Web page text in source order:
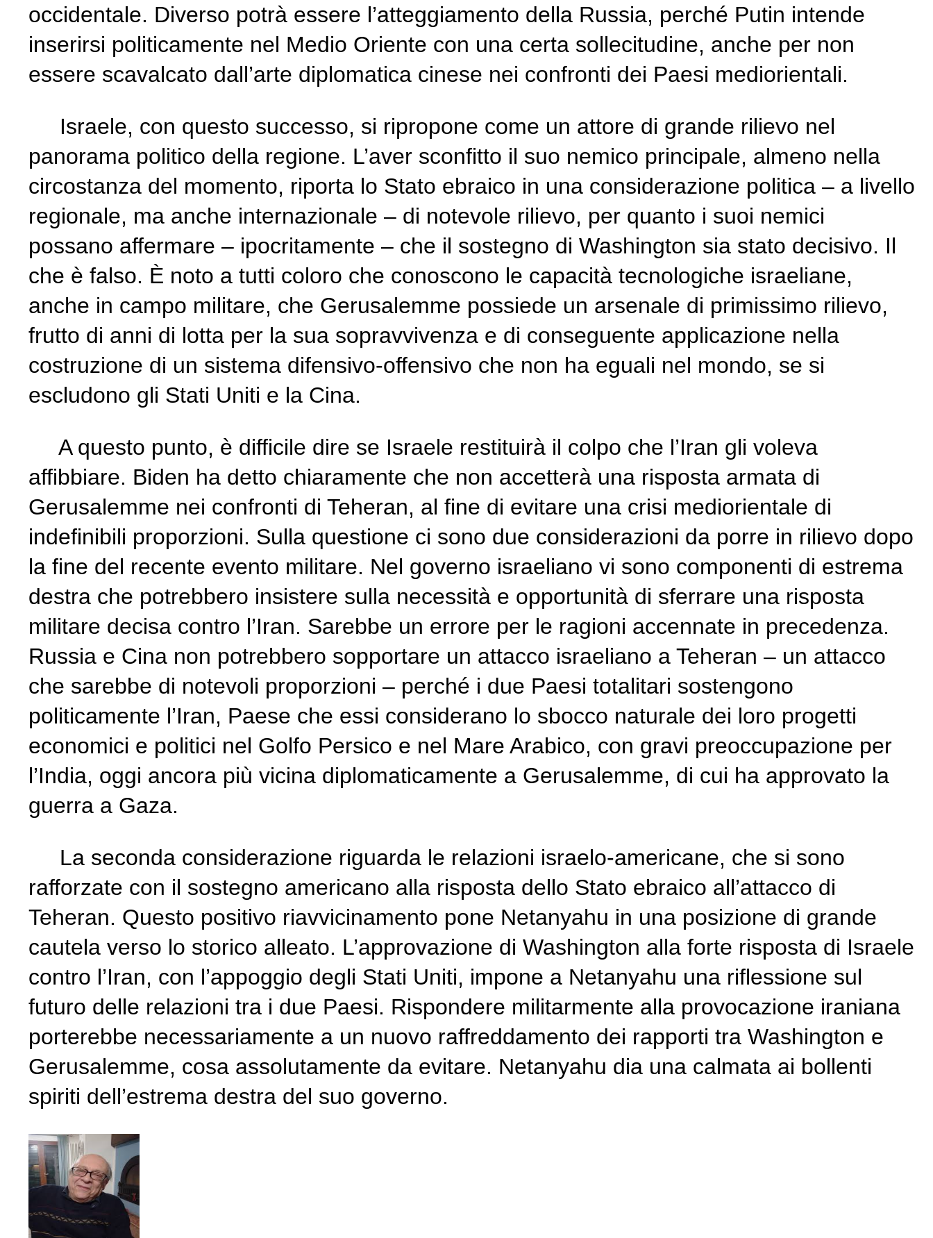
occidentale. Diverso potrà essere l’atteggiamento della Russia, perché Putin intende
inserirsi politicamente nel Medio Oriente con una certa sollecitudine, anche per non
essere scavalcato dall’arte diplomatica cinese nei confronti dei Paesi mediorientali.
Israele, con questo successo, si ripropone come un attore di grande rilievo nel
panorama politico della regione. L’aver sconfitto il suo nemico principale, almeno nella
circostanza del momento, riporta lo Stato ebraico in una considerazione politica – a livello
regionale, ma anche internazionale – di notevole rilievo, per quanto i suoi nemici
possano affermare – ipocritamente – che il sostegno di Washington sia stato decisivo. Il
che è falso. È noto a tutti coloro che conoscono le capacità tecnologiche israeliane,
anche in campo militare, che Gerusalemme possiede un arsenale di primissimo rilievo,
frutto di anni di lotta per la sua sopravvivenza e di conseguente applicazione nella
costruzione di un sistema difensivo-offensivo che non ha eguali nel mondo, se si
escludono gli Stati Uniti e la Cina.
A questo punto, è difficile dire se Israele restituirà il colpo che l’Iran gli voleva
affibbiare. Biden ha detto chiaramente che non accetterà una risposta armata di
Gerusalemme nei confronti di Teheran, al fine di evitare una crisi mediorientale di
indefinibili proporzioni. Sulla questione ci sono due considerazioni da porre in rilievo dopo
la fine del recente evento militare. Nel governo israeliano vi sono componenti di estrema
destra che potrebbero insistere sulla necessità e opportunità di sferrare una risposta
militare decisa contro l’Iran. Sarebbe un errore per le ragioni accennate in precedenza.
Russia e Cina non potrebbero sopportare un attacco israeliano a Teheran – un attacco
che sarebbe di notevoli proporzioni – perché i due Paesi totalitari sostengono
politicamente l’Iran, Paese che essi considerano lo sbocco naturale dei loro progetti
economici e politici nel Golfo Persico e nel Mare Arabico, con gravi preoccupazione per
l’India, oggi ancora più vicina diplomaticamente a Gerusalemme, di cui ha approvato la
guerra a Gaza.
La seconda considerazione riguarda le relazioni israelo-americane, che si sono
rafforzate con il sostegno americano alla risposta dello Stato ebraico all’attacco di
Teheran. Questo positivo riavvicinamento pone Netanyahu in una posizione di grande
cautela verso lo storico alleato. L’approvazione di Washington alla forte risposta di Israele
contro l’Iran, con l’appoggio degli Stati Uniti, impone a Netanyahu una riflessione sul
futuro delle relazioni tra i due Paesi. Rispondere militarmente alla provocazione iraniana
porterebbe necessariamente a un nuovo raffreddamento dei rapporti tra Washington e
Gerusalemme, cosa assolutamente da evitare. Netanyahu dia una calmata ai bollenti
spiriti dell’estrema destra del suo governo.